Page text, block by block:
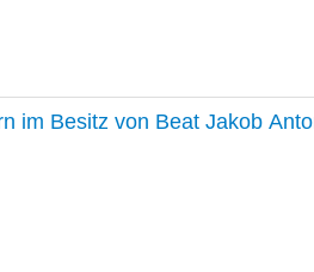
im Besitz von Beat Jakob